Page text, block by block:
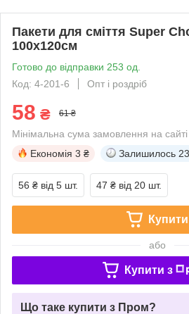
Пакети для сміття Super
100х120см
Готово до відправки 253 од.
Код: 4-201-6
Опт і роздріб
58 ₴ 61 ₴
Мінімальна сума замовлення на
Економія 3 ₴ Залишилось
56 ₴ від 5 шт. 47 ₴ від 20 шт.
Купити
або
Купити з
Що таке купити з Пром?